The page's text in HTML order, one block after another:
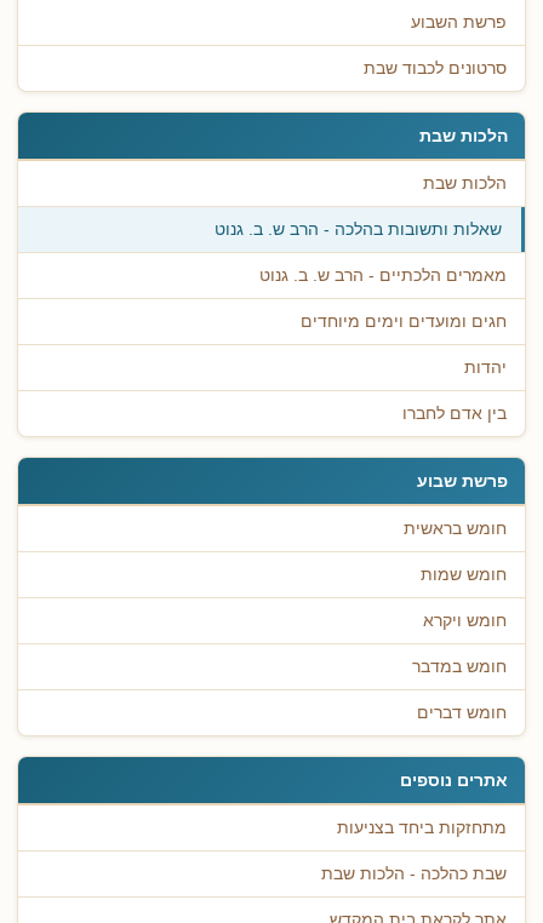
פרשת השבוע
סרטונים לכבוד שבת
הלכות שבת
הלכות שבת
שאלות ותשובות בהלכה - הרב ש. ב. גנוט
מאמרים הלכתיים - הרב ש. ב. גנוט
חגים ומועדים וימים מיוחדים
יהדות
בין אדם לחברו
פרשת שבוע
חומש בראשית
חומש שמות
חומש ויקרא
חומש במדבר
חומש דברים
אתרים נוספים
מתחזקות ביחד בצניעות
שבת כהלכה - הלכות שבת